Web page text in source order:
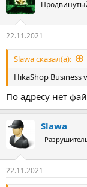
22.11.2021
Slawa сказал(а):
HikaShop Business
По адресу нет
Slawa
22.11.2021